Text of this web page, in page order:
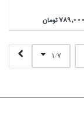
789,000 تومان
1/7